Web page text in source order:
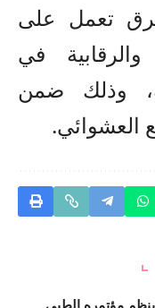
تعمل على
والرقابية في
وذلك ضمن
العشوائي.
مؤتمره الطبي